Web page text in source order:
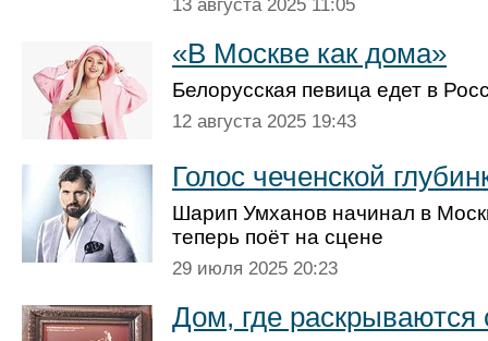
13 августа 2025 11:05
«В Москве как дома»
Белорусская певица едет в
12 августа 2025 19:43
Голос чеченской
Шарип Умханов начинал в
теперь поёт на сцене
29 июля 2025 20:23
Дом, где раскрываются